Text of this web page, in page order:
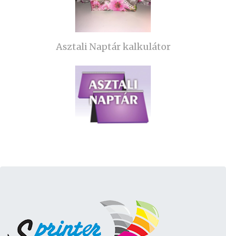
Asztali Naptár kalkulátor